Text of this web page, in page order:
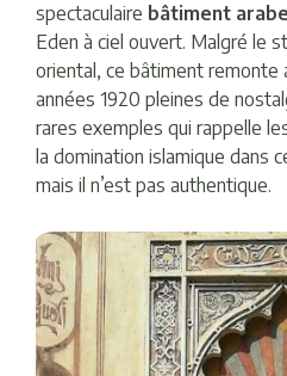
spectaculaire bâtiment
Eden à ciel ouvert. Malgré le
oriental, ce bâtiment remonte
années 1920 pleines de
rares exemples qui rappelle
la domination islamique dans
mais il n’est pas authentique.